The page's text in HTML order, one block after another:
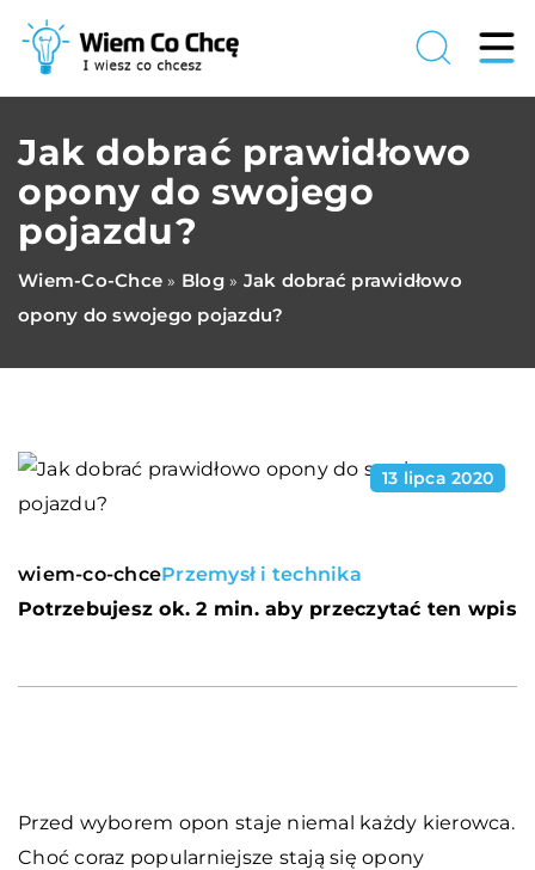
Jak dobrać prawidłowo
opony do swojego
pojazdu?
Wiem-Co-Chce » Blog» Jak dobrać prawidłowo
opony do swojego pojazdu?
13 lipca 2020
wiem-co-chcePrzemysł i technika
Potrzebujesz ok. 2 min. aby przeczytać ten wpis
Przed wyborem opon staje niemal każdy kierowca.
Choć coraz popularniejsze stają się opony